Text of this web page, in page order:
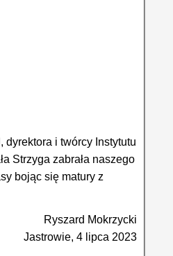
i twórcy Instytutu
Strzyga zabrała naszego
bojąc się matury z
Ryszard Mokrzycki
Jastrowie, 4 lipca 2023